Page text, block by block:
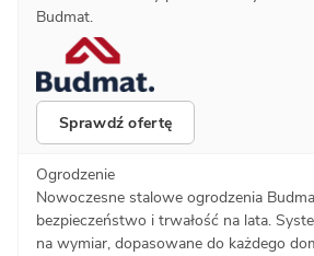
Budmat.
Sprawdź ofertę
Ogrodzenie
Nowoczesne stalowe ogrodzenia
bezpieczeństwo i trwałość na lata.
na wymiar, dopasowane do każdego